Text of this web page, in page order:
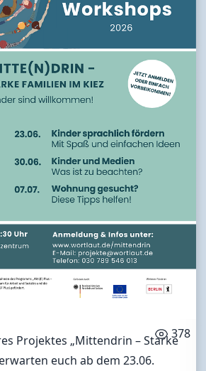
378
Projektes „Mittendrin – Starke
euch ab dem 23.06.